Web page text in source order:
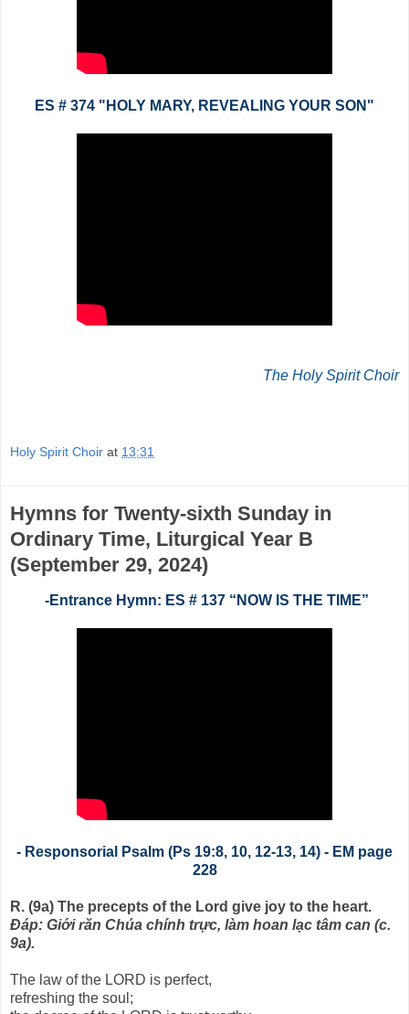
ES # 374 "HOLY MARY, REVEALING YOUR SON"
The Holy Spirit Choir
Holy Spirit Choir at 13:31
Hymns for Twenty-sixth Sunday in
Ordinary Time, Liturgical Year B
(September 29, 2024)
-Entrance Hymn: ES # 137 “NOW IS THE TIME”
- Responsorial Psalm (Ps 19:8, 10, 12-13, 14) - EM page
228
R. (9a) The precepts of the Lord give joy to the heart.
Ðáp: Giới răn Chúa chính trực, làm hoan lạc tâm can (c.
9a).
The law of the LORD is perfect,
refreshing the soul;